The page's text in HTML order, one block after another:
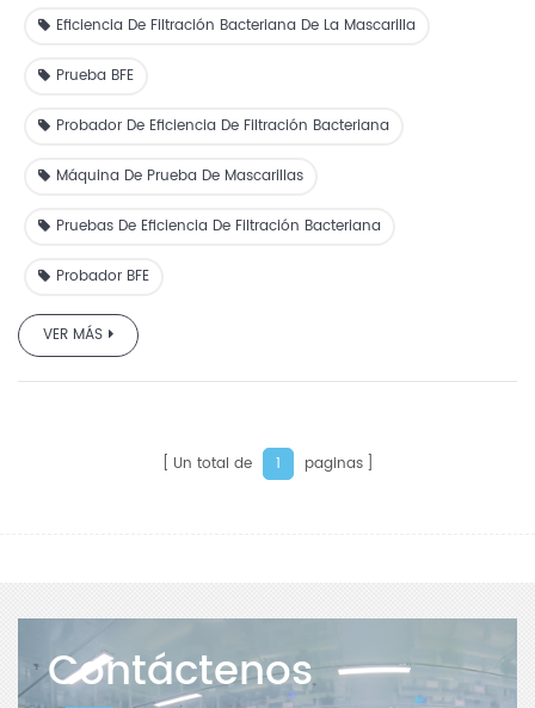
Eficiencia De Filtración Bacteriana De La Mascarilla
Prueba BFE
Probador De Eficiencia De Filtración Bacteriana
Máquina De Prueba De Mascarillas
Pruebas De Eficiencia De Filtración Bacteriana
Probador BFE
VER MÁS
Un total de 1 paginas
Contáctenos